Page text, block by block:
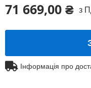
71 669,00 ₴ з
Інформація про